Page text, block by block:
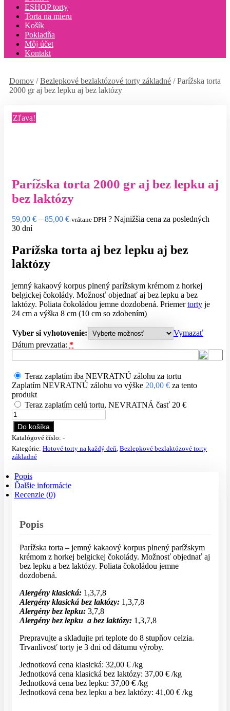
ESHOP torty
Torta na mieru
Košík
Pokladňa
Môj účet
Kontakt
Domov /Bezlepkové bezlaktózové torty základné / Parížska torta
2000 gr aj bez lepku aj bez laktózy
Zľava!
Parížska torta 2000 gr aj bez lepku aj
bez laktózy
59,00 € – 85,00 €Price
through
85,00 €
vrátane DPH ? Najnižšia cena za posledných
30 dní
Parížska torta aj bez lepku aj bez
laktózy
jemný kakaový korpus plnený parížskym krémom z horkej
belgickej čokolády. Možnosť objednať aj bez lepku a bez
laktózy. Poliata čokoládou jemne dozdobená. Priemertorty je
24 cm a výška 8 cm (10 cm so zdobením)
Vyber si vyhotovenie:
Vymazať
Dátum prevzatia: *
Teraz zaplatím iba NEVRATNÚ zálohu za tortu
Zaplatím NEVRATNÚ zálohu vo výške 20,00 € za tento
produkt
Teraz zaplatím celú tortu, NEVRATNÁ časť 20 €
množstvo
Parížska
torta
2000
gr
aj
lepku
aj
bez
Do košíka
Katalógové číslo: -
Kategórie: Hotové torty na každý deň Bezlepkové bezlaktózové torty
základné
Popis
Ďalšie informácie
Recenzie (0)
Popis
Parížska torta – jemný kakaový korpus plnený parížskym
krémom z horkej belgickej čokolády. Možnosť objednať aj
bez lepku a bez laktózy. Poliata čokoládou jemne
dozdobená.
Alergény klasická: 1,3,7,8
Alergény klasická bez laktózy: 1,3,7,8
Alergény bez lepku: 3,7,8
Alergény bez lepku a bez laktózy: 1,3,7,8
Prepravujte a skladujte pri teplote do 8 stupňov celzia.
Trvanlivosť torty je 3 dni od dátumu výroby.
Jednotková cena klasická: 32,00 € /kg
Jednotková cena klasická bez laktózy: 37,00 € /kg
Jednotková cena bez lepku: 37,00 € /kg
Jednotková cena bez lepku a bez laktózy: 41,00 € /kg